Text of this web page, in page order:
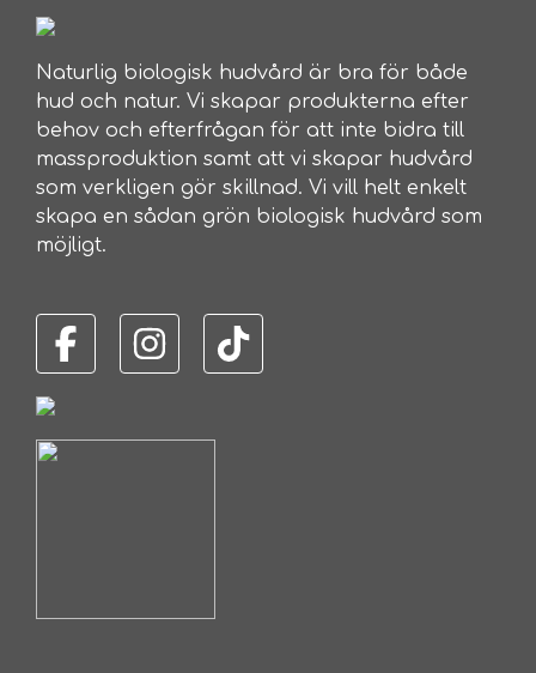
Naturlig biologisk hudvård är bra för både
hud och natur. Vi skapar produkterna efter
behov och efterfrågan för att inte bidra till
massproduktion samt att vi skapar hudvård
som verkligen gör skillnad. Vi vill helt enkelt
skapa en sådan grön biologisk hudvård som
möjligt.